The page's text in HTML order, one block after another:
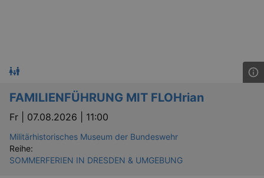
FAMILIENFÜHRUNG MIT FLOHrian
Fr | 07.08.2026 | 11:00
Militärhistorisches Museum der Bundeswehr
Reihe:
SOMMERFERIEN IN DRESDEN & UMGEBUNG